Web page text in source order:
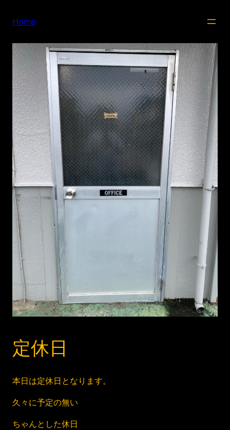
Home
定休日
本日は定休日となります。
久々に予定の無い
ちゃんとした休日